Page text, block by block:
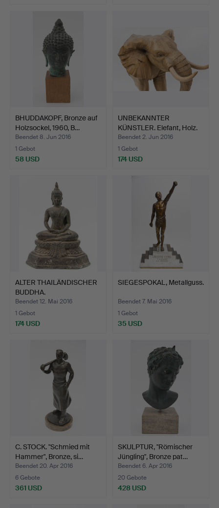
BHUDDAKOPF, Bronze auf
Holzsockel, 1960, B…
Beendet 8. Jun 2016
1 Gebot
58 USD
UNBEKANNTER
KÜNSTLER. Elefant, Holz.
Beendet 2. Jun 2016
1 Gebot
174 USD
ALTER THAILÄNDISCHER
BUDDHA.
Beendet 12. Mai 2016
1 Gebot
174 USD
SIEGESPOKAL, Metallguss.
Beendet 7. Mai 2016
1 Gebot
35 USD
C. STOCK. "Schmied mit
Hammer", Bronze, si…
Beendet 20. Apr 2016
6 Gebote
361 USD
SKULPTUR, "Römischer
Jüngling", Bronze pat…
Beendet 6. Apr 2016
20 Gebote
428 USD